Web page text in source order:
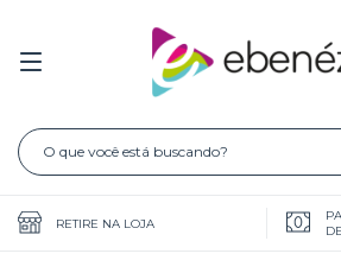
RETIRE NA LOJA